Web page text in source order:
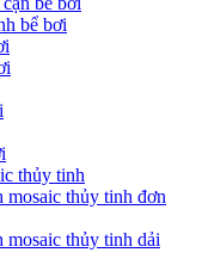
bể bơi
thủy tinh
mosaic thủy tinh đơn
mosaic thủy tinh dải